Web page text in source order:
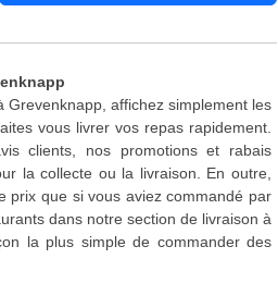
affichez simplement les
vous livrer vos repas rapidement.
clients, nos promotions et rabais
la collecte ou la livraison. En outre,
prix que si vous aviez commandé par
dans notre section de livraison à
la plus simple de commander des